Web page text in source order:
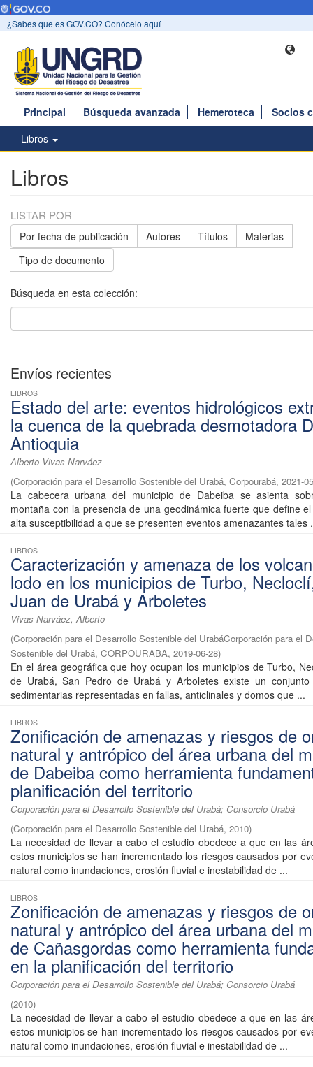
¿Sabes que es GOV.CO? Conócelo aquí
Principal Búsqueda avanzada Hemeroteca
Socios
Libros
Libros
LISTAR POR
Por fecha de publicación Autores Títulos
Materias
Tipo de documento
Búsqueda en esta colección:
Envíos recientes
LIBROS
Estado del arte: eventos hidrológicos
la cuenca de la quebrada desmotadora
Antioquia
Alberto Vivas Narváez
(Corporación para el Desarrollo Sostenible del Urabá, Corpourabá, 2021-
La cabecera urbana del municipio de Dabeiba se asienta
montaña con la presencia de una geodinámica fuerte que define
alta susceptibilidad a que se presenten eventos amenazantes tales
LIBROS
Caracterización y amenaza de los
lodo en los municipios de Turbo,
Juan de Urabá y Arboletes
Vivas Narváez, Alberto
(Corporación para el Desarrollo Sostenible del UrabáCorporación para el
Sostenible del Urabá, CORPOURABA, 2019-06-28)
En el área geográfica que hoy ocupan los municipios de Turbo,
de Urabá, San Pedro de Urabá y Arboletes existe un conjunto
sedimentarias representadas en fallas, anticlinales y domos que ...
LIBROS
Zonificación de amenazas y riesgos de
natural y antrópico del área urbana del
de Dabeiba como herramienta
planificación del territorio
Corporación para el Desarrollo Sostenible del Urabá; Consorcio Urabá
(Corporación para el Desarrollo Sostenible del Urabá, 2010)
La necesidad de llevar a cabo el estudio obedece a que en las
estos municipios se han incrementado los riesgos causados por
natural como inundaciones, erosión fluvial e inestabilidad de ...
LIBROS
Zonificación de amenazas y riesgos de
natural y antrópico del área urbana del
de Cañasgordas como herramienta
en la planificación del territorio
Corporación para el Desarrollo Sostenible del Urabá; Consorcio Urabá
(2010)
La necesidad de llevar a cabo el estudio obedece a que en las
estos municipios se han incrementado los riesgos causados por
natural como inundaciones, erosión fluvial e inestabilidad de ...